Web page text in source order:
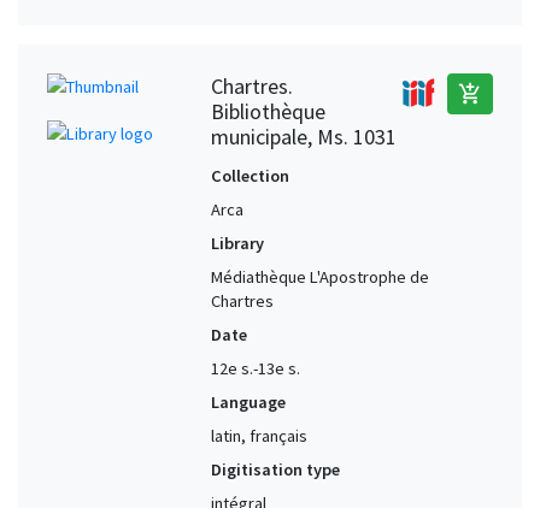
Chartres.
Bibliothèque
municipale, Ms. 1031
add_shopping_cart
Collection
Arca
Library
Médiathèque L'Apostrophe de
Chartres
Date
12e s.-13e s.
Language
latin, français
Digitisation type
intégral